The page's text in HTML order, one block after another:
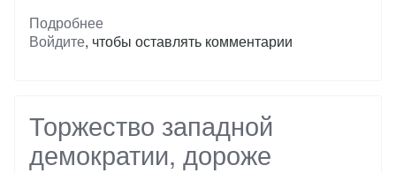
Подробнее
ГУЛАГ,
Войдите, чтобы оставлять комментарии
Торжество западной
демократии, дороже